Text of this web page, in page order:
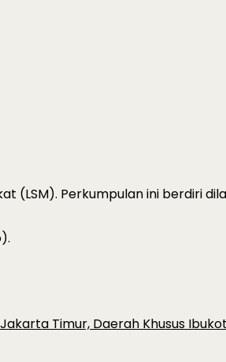
(LSM). Perkumpulan ini berdiri
Timur, Daerah Khusus